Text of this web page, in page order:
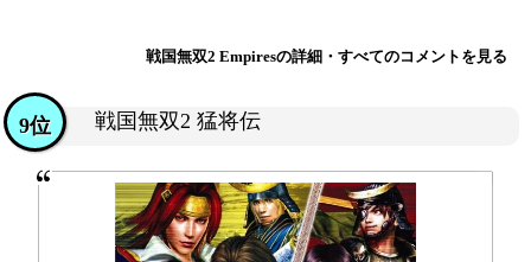
戦国無双2 Empiresの詳細・すべてのコメントを見る
戦国無双2 猛将伝
9位